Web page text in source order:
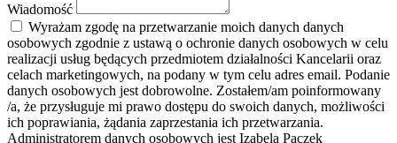
Wiadomość
Wyrażam zgodę na przetwarzanie moich danych danych
osobowych zgodnie z ustawą o ochronie danych osobowych w celu
realizacji usług będących przedmiotem działalności Kancelarii oraz
celach marketingowych, na podany w tym celu adres email. Podanie
danych osobowych jest dobrowolne. Zostałem/am poinformowany
/a, że przysługuje mi prawo dostępu do swoich danych, możliwości
ich poprawiania, żądania zaprzestania ich przetwarzania.
Administratorem danych osobowych jest Izabela Pączek